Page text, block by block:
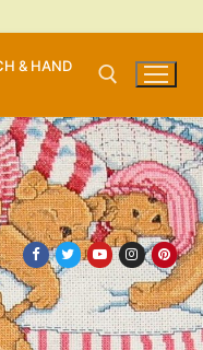
& HAND